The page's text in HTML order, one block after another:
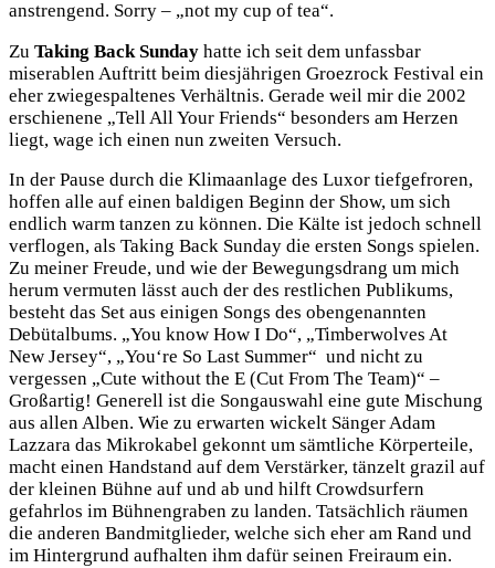
anstrengend. Sorry – „not my cup of tea“.
Zu Taking Back Sunday hatte ich seit dem unfassbar
miserablen Auftritt beim diesjährigen Groezrock Festival ein
eher zwiegespaltenes Verhältnis. Gerade weil mir die 2002
erschienene „Tell All Your Friends“ besonders am Herzen
liegt, wage ich einen nun zweiten Versuch.
In der Pause durch die Klimaanlage des Luxor tiefgefroren,
hoffen alle auf einen baldigen Beginn der Show, um sich
endlich warm tanzen zu können. Die Kälte ist jedoch schnell
verflogen, als Taking Back Sunday die ersten Songs spielen.
Zu meiner Freude, und wie der Bewegungsdrang um mich
herum vermuten lässt auch der des restlichen Publikums,
besteht das Set aus einigen Songs des obengenannten
Debütalbums. „You know How I Do“, „Timberwolves At
New Jersey“, „You‘re So Last Summer“ und nicht zu
vergessen „Cute without the E (Cut From The Team)“ –
Großartig! Generell ist die Songauswahl eine gute Mischung
aus allen Alben. Wie zu erwarten wickelt Sänger Adam
Lazzara das Mikrokabel gekonnt um sämtliche Körperteile,
macht einen Handstand auf dem Verstärker, tänzelt grazil auf
der kleinen Bühne auf und ab und hilft Crowdsurfern
gefahrlos im Bühnengraben zu landen. Tatsächlich räumen
die anderen Bandmitglieder, welche sich eher am Rand und
im Hintergrund aufhalten ihm dafür seinen Freiraum ein.